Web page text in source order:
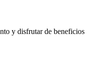
y disfrutar de beneficios